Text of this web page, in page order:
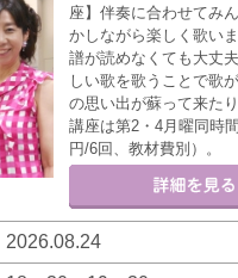
座】伴奏に合わせてみ
かしながら楽しく歌い
譜が読めなくても大丈
しい歌を歌うことで歌
の思い出が蘇って来た
講座は第2・4月曜同時
円/6回、教材費別）。
2026.08.24